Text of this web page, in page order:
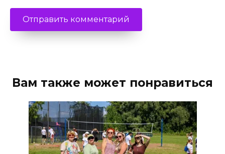
Вам также может понравиться